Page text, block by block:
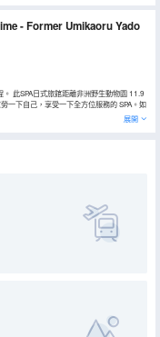
- Former Umikaoru Yado
此SPA日式旅館距離非洲野生動物園 11.9
一下自己，享受一下全方位服務的 SPA。如
括免費 WiFi、禮賓服務和自動售貨機。 在
全套早餐。 特色服務/設施包括大堂免費報
。
展開